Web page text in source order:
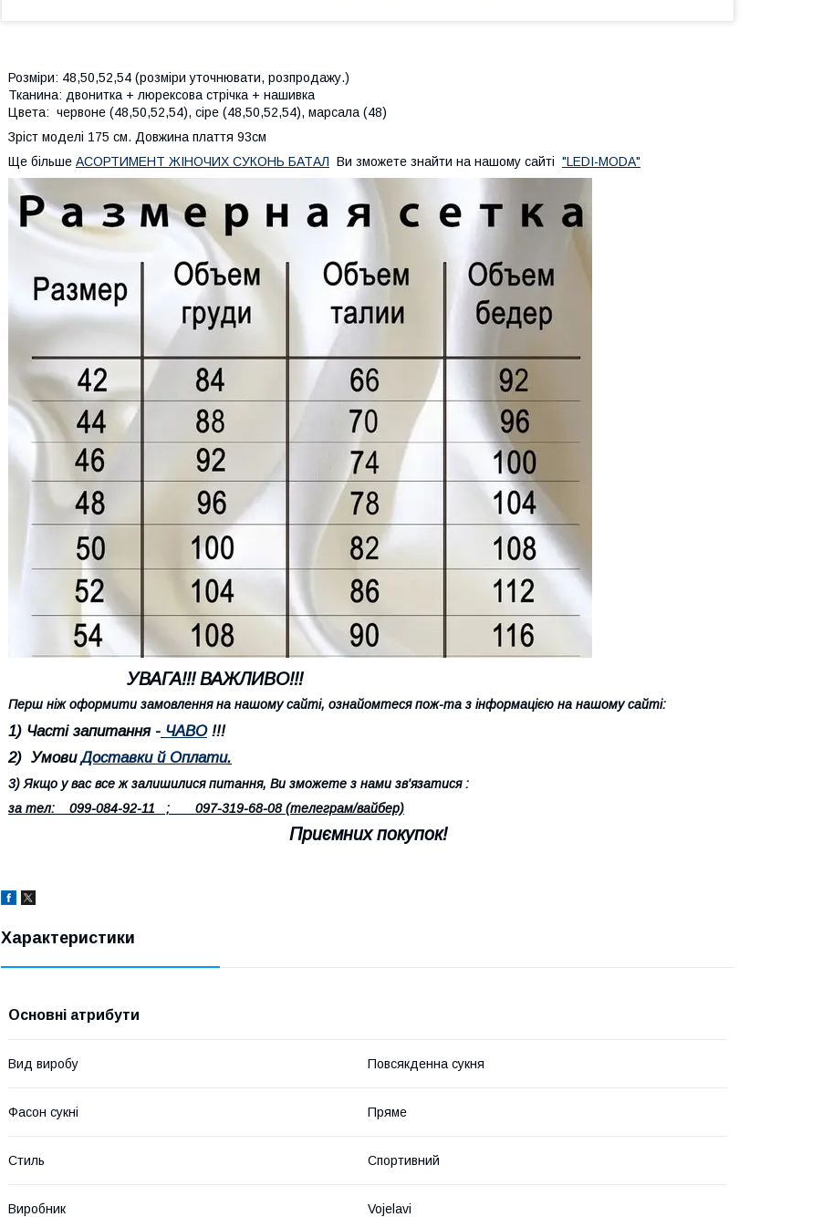
Розміри: 48,50,52,54 (розміри уточнювати, розпродажу.)
Тканина: двонитка + люрексова стрічка + нашивка
Цвета: червоне (48,50,52,54), сіре (48,50,52,54), марсала (48)
Зріст моделі 175 см. Довжина плаття 93см
Ще більше АСОРТИМЕНТ ЖІНОЧИХ СУКОНЬ БАТАЛ Ви зможете знайти на нашому сайті "LEDI-MODA"
УВАГА!!! ВАЖЛИВО!!!
Перш ніж оформити замовлення на нашому сайті, ознайомтеся пож-та з інформацією на нашому сайті:
1) Часті запитання - ЧАВО!!!
2) УмовиДоставки й Оплати.
3) Якщо у вас все ж залишилися питання, Ви зможете з нами зв'язатися :
за тел: 099-084-92-11 ; 097-319-68-08 (телеграм/вайбер)
Приємних покупок!
Характеристики
Основні атрибути
Вид виробу Повсякденна сукня
Фасон сукні Пряме
Стиль Спортивний
Виробник Vojelavi